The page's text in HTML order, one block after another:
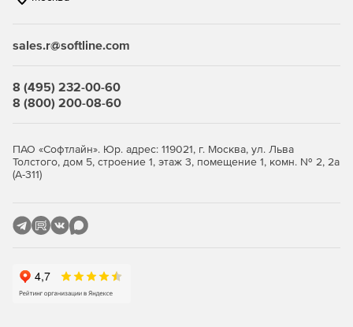
связанные с соблюдением нормативных актов.
Безопасность виртуальной среды и
рабочих столов
Легковесные агенты снижают потребление ресурсов
виртуализации до 30%, обеспечивая оптимизацию
Поддержка широкого спектра платформ
виртуализации серверов и инфраструктур VDI.
sales.r@softline.com
8 (495) 232-00-60
8 (800) 200-08-60
ПАО «Софтлайн». Юр. адрес: 119021, г. Москва, ул. Льва
Толстого, дом 5, строение 1, этаж 3, помещение 1, комн. № 2, 2а
(А-311)